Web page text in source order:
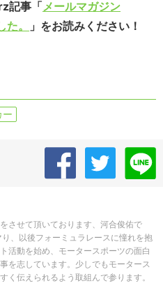
記事「メールマガジン
。
」をお読みください！
ー
させて頂いております、河合俊佑で
、以後フォーミュラレースに憧れを抱
活動を始め、モータースポーツの面白
を志しています。少しでもモータース
く伝えられるよう取組んで参ります。